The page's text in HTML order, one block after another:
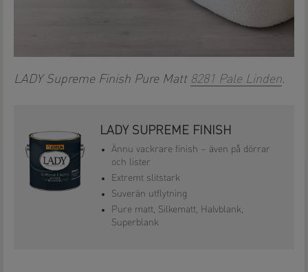
LADY Supreme Finish Pure Matt 8281 Pale Linden
LADY SUPREME FINISH
Ännu vackrare finish – även på dörrar
och lister
Extremt slitstark
Suverän utflytning
Pure matt, Silkematt, Halvblank,
Superblank